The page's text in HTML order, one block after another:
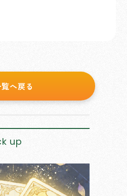
覧へ戻る
up